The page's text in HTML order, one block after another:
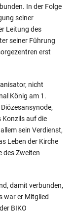
In der Folge
seiner
Leitung des
seiner Führung
erst
nicht
König am 1.
Konzils auf die
sein Verdienst,
Leben der Kirche
des Zweiten
damit verbunden,
war er Mitglied
BIKO